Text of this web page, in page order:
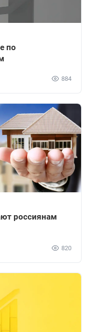
по
884
россиянам
820